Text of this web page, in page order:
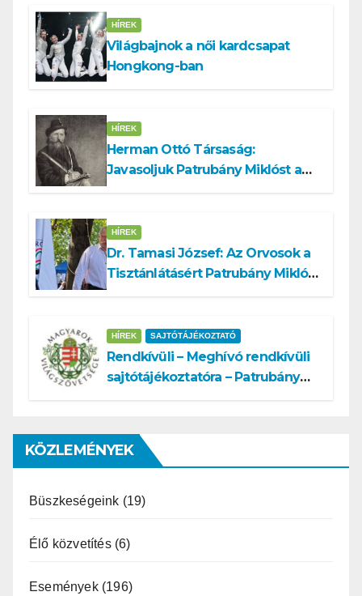
HÍREK
Világbajnok a női kardcsapat
Hongkong-ban
HÍREK
Herman Ottó Társaság:
Javasoljuk Patrubány Miklóst a
HÍREK
Dr. Tamasi József: Az Orvosok a
Tisztánlátásért Patrubány Miklóst
HÍREK SAJTÓTÁJÉKOZTATÓ
Rendkívüli – Meghívó rendkívüli
sajtótájékoztatóra – Patrubány
támadás
KÖZLEMÉNYEK
Büszkeségeink (19)
Élő közvetítés(6)
Események(196)